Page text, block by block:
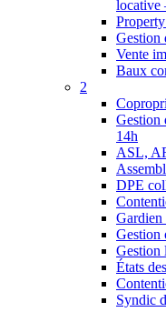
locative
Gestion
Vente
Baux
2
Gestion
14h
ASL,
DPE
Gardien
Gestion
Gestion
États
Syndic